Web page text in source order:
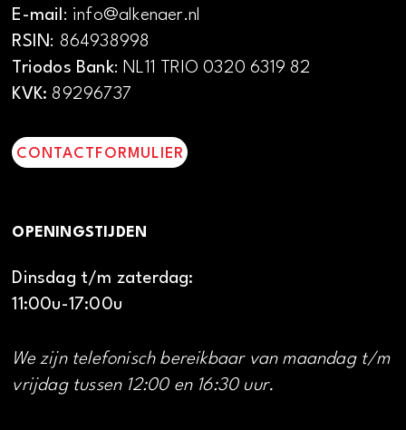
E-mail: info@alkenaer.nl
RSIN: 864938998
Triodos Bank: NL11 TRIO 0320 6319 82
KVK: 89296737
CONTACTFORMULIER
OPENINGSTIJDEN
Dinsdag t/m zaterdag:
11:00u-17:00u
We zijn telefonisch bereikbaar van maandag t/m
vrijdag tussen 12:00 en 16:30 uur.